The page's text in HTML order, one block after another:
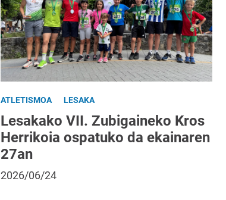
ATLETISMOA LESAKA
Lesakako VII. Zubigaineko Kros
Herrikoia ospatuko da ekainaren
27an
2026/06/24